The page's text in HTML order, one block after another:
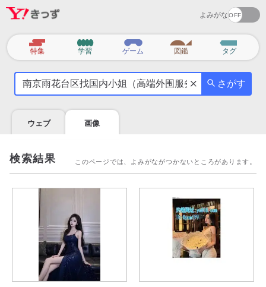
よみがな
カ
テ
特集 学習 ゲーム 図鑑 タグ
気
を
調
べ
よ
さがす
ウェブ 画像
検索結果 このページでは、よみがながつかないところがあります。